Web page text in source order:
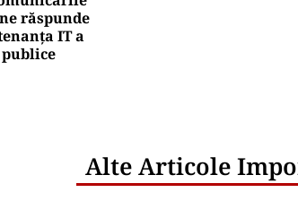
răspunde
IT a
Alte Articole